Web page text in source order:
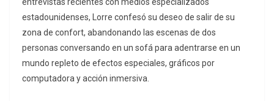
estadounidenses, Lorre confesó su deseo de salir de su
zona de confort, abandonando las escenas de dos
personas conversando en un sofá para adentrarse en un
mundo repleto de efectos especiales, gráficos por
computadora y acción inmersiva.